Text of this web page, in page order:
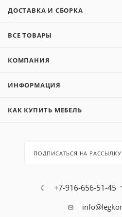
ДОСТАВКА И СБОРКА
ВСЕ ТОВАРЫ
КОМПАНИЯ
ИНФОРМАЦИЯ
КАК КУПИТЬ МЕБЕЛЬ
ПОДПИСАТЬСЯ НА РАССЫЛКУ
+7-916-656-51-45